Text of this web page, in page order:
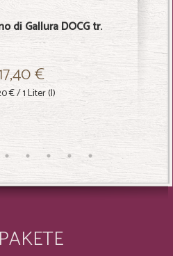
di Gallura DOCG tr.
€
€/ 1 Liter (l)